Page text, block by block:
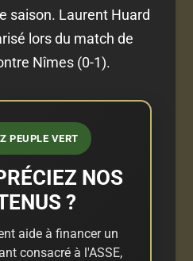
saison. Laurent Huard
lors du match de
Nîmes (0-1).
PEUPLE VERT
NOS
?
aide à financer un
consacré à l'ASSE,